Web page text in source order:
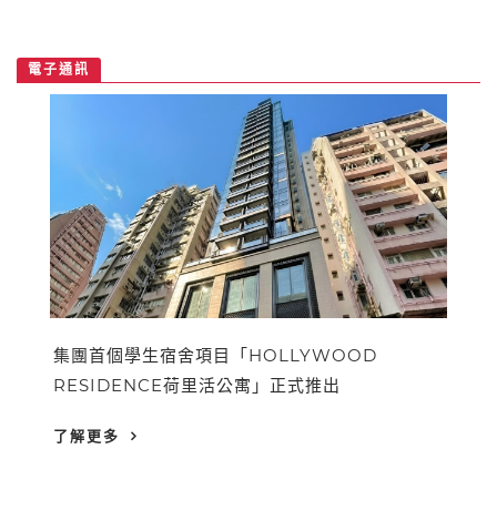
電子通訊
集團首個學生宿舍項目「HOLLYWOOD
RESIDENCE荷里活公寓」正式推出
了解更多